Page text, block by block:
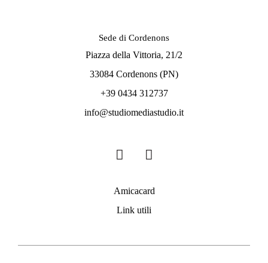
Sede di Cordenons
Piazza della Vittoria, 21/2
33084 Cordenons (PN)
+39 0434 312737
info@studiomediastudio.it
Amicacard
Link utili